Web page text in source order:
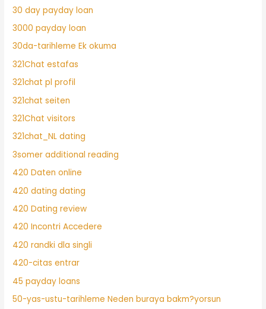
30 day payday loan
3000 payday loan
30da-tarihleme Ek okuma
321Chat estafas
321chat pl profil
321chat seiten
321Chat visitors
321chat_NL dating
3somer additional reading
420 Daten online
420 dating dating
420 Dating review
420 Incontri Accedere
420 randki dla singli
420-citas entrar
45 payday loans
50-yas-ustu-tarihleme Neden buraya bakm?yorsun